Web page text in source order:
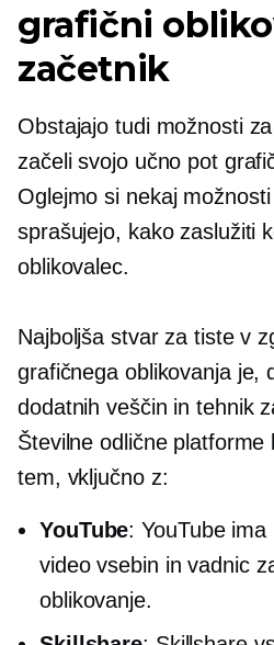
grafični
začetnik
Obstajajo tudi možnosti
začeli svojo učno pot
Oglejmo si nekaj
sprašujejo, kako zaslužiti
oblikovalec.
Najboljša stvar za tiste v
grafičnega oblikovanja je,
dodatnih veščin in tehnik
Številne odlične platforme
tem, vključno z:
YouTube: YouTube
video vsebin in vadnic
oblikovanje.